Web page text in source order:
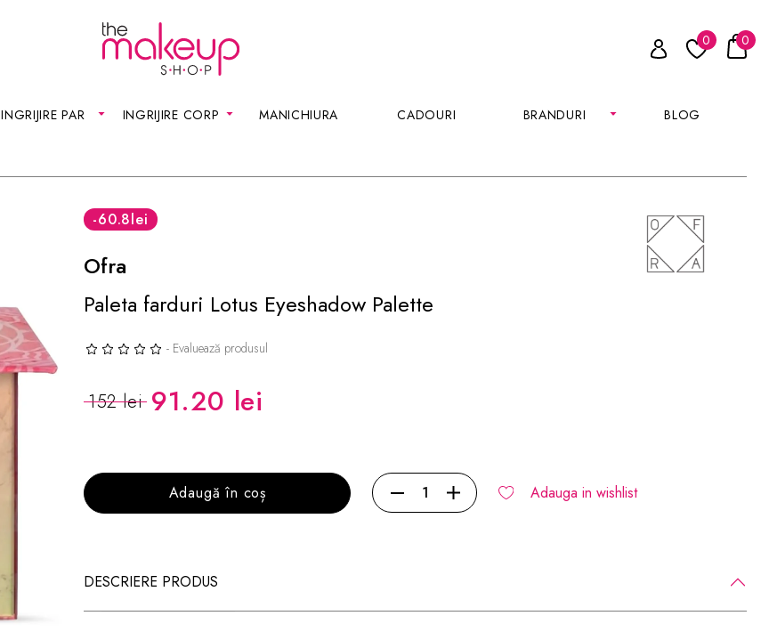
0 0
INGRIJIRE PAR INGRIJIRE CORP MANICHIURA CADOURI BRANDURI BLOG
-60.8lei
Ofra
Paleta farduri Lotus Eyeshadow Palette
- Evaluează produsul
152 lei 91.20 lei
Adaugă în coș Adauga in wishlist
DESCRIERE PRODUS